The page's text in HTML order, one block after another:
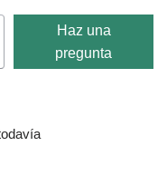
Haz una
pregunta